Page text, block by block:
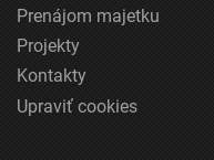
Prenájom majetku
Projekty
Kontakty
Upraviť cookies